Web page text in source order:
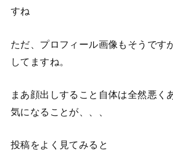
すね
ただ、プロフィール画像もそうです
してますね。
まあ顔出しすること自体は全然悪く
気になることが、、、
投稿をよく見てみると